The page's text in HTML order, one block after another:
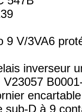
9 V/3VA6
inverseur
V23057
sub-D à 9